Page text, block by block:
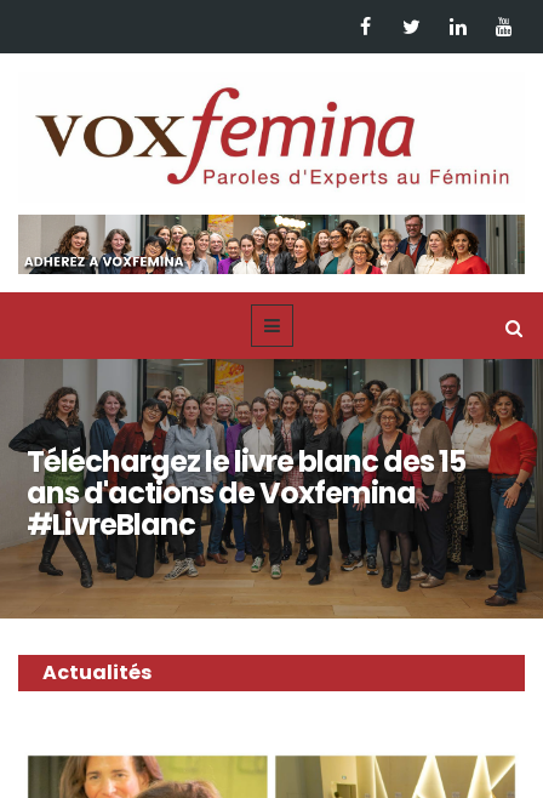
Téléchargez le livre blanc des 15
ans d'actions de Voxfemina
#LivreBlanc
Actualités